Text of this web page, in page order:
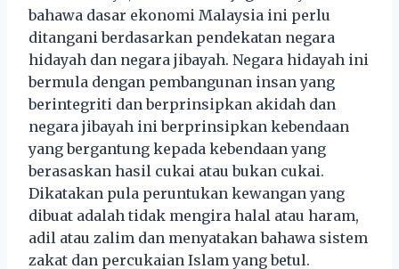
bahawa dasar ekonomi Malaysia ini perlu
ditangani berdasarkan pendekatan negara
hidayah dan negara jibayah. Negara hidayah ini
bermula dengan pembangunan insan yang
berintegriti dan berprinsipkan akidah dan
negara jibayah ini berprinsipkan kebendaan
yang bergantung kepada kebendaan yang
berasaskan hasil cukai atau bukan cukai.
Dikatakan pula peruntukan kewangan yang
dibuat adalah tidak mengira halal atau haram,
adil atau zalim dan menyatakan bahawa sistem
zakat dan percukaian Islam yang betul.